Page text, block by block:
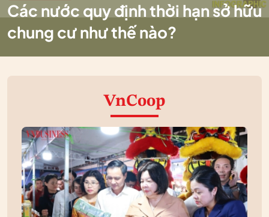
Các nước quy định thời hạn sở hữu
chung cư như thế nào?
VnCoop